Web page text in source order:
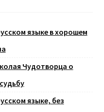
языке в хорошем
Чудотворца о
языке, без